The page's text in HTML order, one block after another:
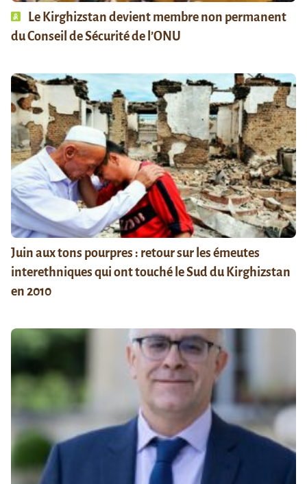
Le Kirghizstan devient membre non permanent
du Conseil de Sécurité de l’ONU
Juin aux tons pourpres : retour sur les émeutes
interethniques qui ont touché le Sud du Kirghizstan
en 2010